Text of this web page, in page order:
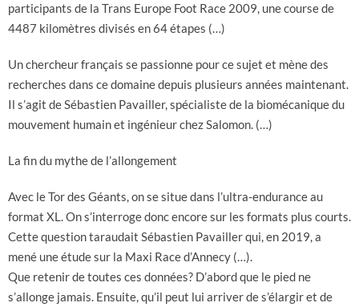
participants de la Trans Europe Foot Race 2009, une course de
4487 kilomètres divisés en 64 étapes (…)
Un chercheur français se passionne pour ce sujet et mène des
recherches dans ce domaine depuis plusieurs années maintenant.
Il s’agit de Sébastien Pavailler, spécialiste de la biomécanique du
mouvement humain et ingénieur chez Salomon. (…)
La fin du mythe de l’allongement
Avec le Tor des Géants, on se situe dans l’ultra-endurance au
format XL. On s’interroge donc encore sur les formats plus courts.
Cette question taraudait Sébastien Pavailler qui, en 2019, a
mené une étude sur la Maxi Race d’Annecy (…).
Que retenir de toutes ces données? D’abord que le pied ne
s’allonge jamais. Ensuite, qu’il peut lui arriver de s’élargir et de